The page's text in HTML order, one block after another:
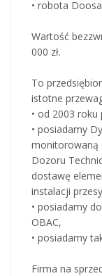
• robota
Wartość
000 zł.
To
istotne
• od 2003
• posiadamy
monitorowaną
Dozoru
dostawę
instalacji
• posiadamy
OBAC,
• posiadamy
Firma na